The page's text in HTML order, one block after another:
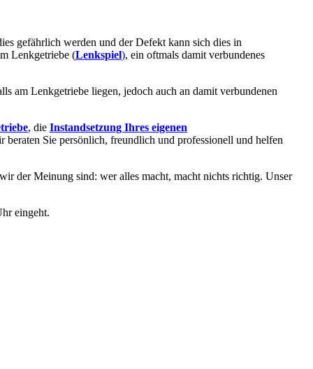
gefährlich werden und der Defekt kann sich dies in
Lenkgetriebe (Lenkspiel), ein oftmals damit verbundenes
am Lenkgetriebe liegen, jedoch auch an damit verbundenen
, die Instandsetzung Ihres eigenen
beraten Sie persönlich, freundlich und professionell und helfen
der Meinung sind: wer alles macht, macht nichts richtig. Unser
eingeht.